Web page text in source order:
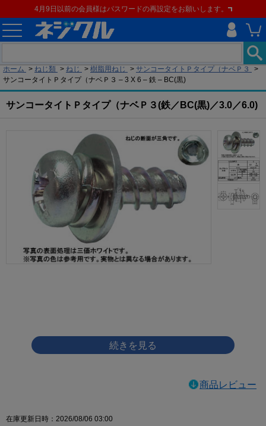
4月9日以前の会員様はパスワードの再設定をお願いします。
ホーム > ねじ類 > ねじ > 樹脂用ねじ > サンコータイトＰタイプ（ナベＰ３
>
サンコータイトＰタイプ（ナベＰ３ – 3 X 6 – 鉄 – BC(黒)
サンコータイトＰタイプ（ナベＰ３(鉄／BC(黒)／3.0／6.0)
商品レビュー
在庫更新日時：2026/08/06 03:00